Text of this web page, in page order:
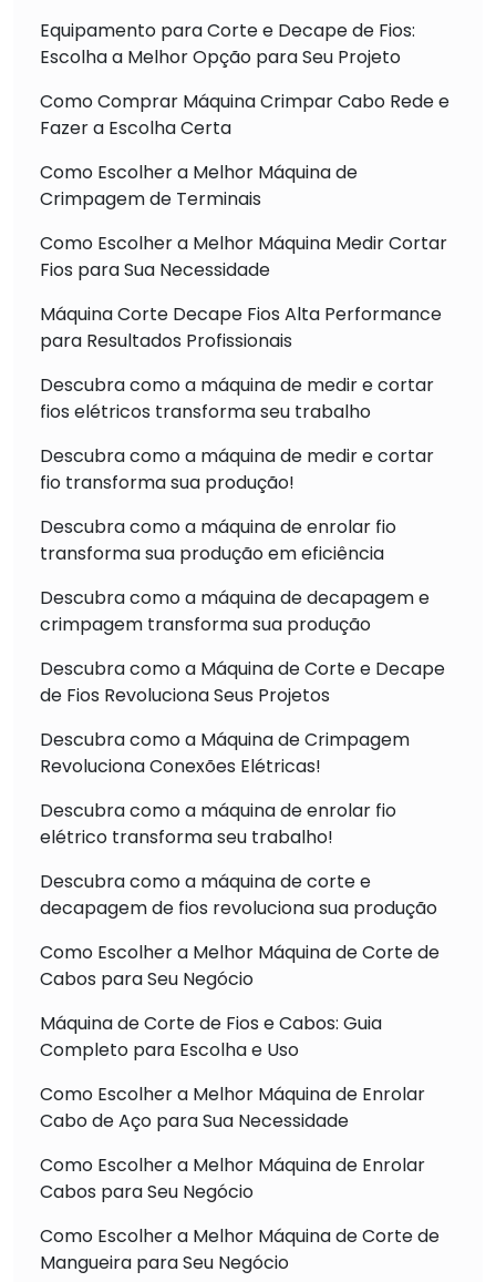
Equipamento para Corte e Decape de Fios:
Escolha a Melhor Opção para Seu Projeto
Como Comprar Máquina Crimpar Cabo Rede e
Fazer a Escolha Certa
Como Escolher a Melhor Máquina de
Crimpagem de Terminais
Como Escolher a Melhor Máquina Medir Cortar
Fios para Sua Necessidade
Máquina Corte Decape Fios Alta Performance
para Resultados Profissionais
Descubra como a máquina de medir e cortar
fios elétricos transforma seu trabalho
Descubra como a máquina de medir e cortar
fio transforma sua produção!
Descubra como a máquina de enrolar fio
transforma sua produção em eficiência
Descubra como a máquina de decapagem e
crimpagem transforma sua produção
Descubra como a Máquina de Corte e Decape
de Fios Revoluciona Seus Projetos
Descubra como a Máquina de Crimpagem
Revoluciona Conexões Elétricas!
Descubra como a máquina de enrolar fio
elétrico transforma seu trabalho!
Descubra como a máquina de corte e
decapagem de fios revoluciona sua produção
Como Escolher a Melhor Máquina de Corte de
Cabos para Seu Negócio
Máquina de Corte de Fios e Cabos: Guia
Completo para Escolha e Uso
Como Escolher a Melhor Máquina de Enrolar
Cabo de Aço para Sua Necessidade
Como Escolher a Melhor Máquina de Enrolar
Cabos para Seu Negócio
Como Escolher a Melhor Máquina de Corte de
Mangueira para Seu Negócio